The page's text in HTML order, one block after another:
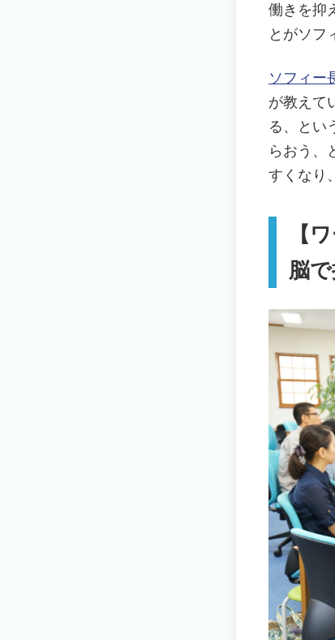
働きを抑
とがソフ
ソフィー
が教えて
る、とい
らおう、
すくなり
【
脳